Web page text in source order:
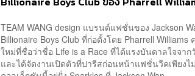
TEAM WANG design แบรนด์แฟชั่นของ Jackson
Billionaire Boys Club ที่ก่อตั้งโดย Pharrell
ใหม่ที่ชื่อว่าชื่อ Life is a Race ที่ได้แรงบันดาลใจจา
และได้จัดงานเปิดตัวที่ปารีสก่อนหน้าแฟชั่นวีคเพียง